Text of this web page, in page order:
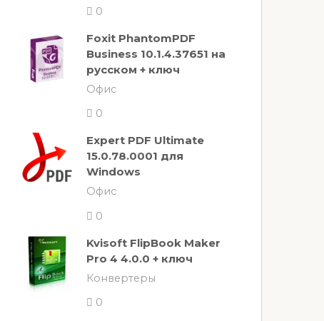
0
Foxit PhantomPDF
Business 10.1.4.37651 на
русском + ключ
Офис
0
Expert PDF Ultimate
15.0.78.0001 для
Windows
Офис
0
Kvisoft FlipBook Maker
Pro 4 4.0.0 + ключ
Конвертеры
0